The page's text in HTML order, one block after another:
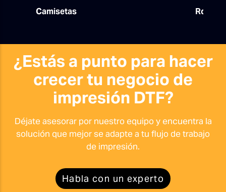
Camisetas Ropa
¿Estás a punto para hacer
crecer tu negocio de
impresión DTF?
Déjate asesorar por nuestro equipo y encuentra la
solución que mejor se adapte a tu flujo de trabajo
de impresión.
Habla con un experto